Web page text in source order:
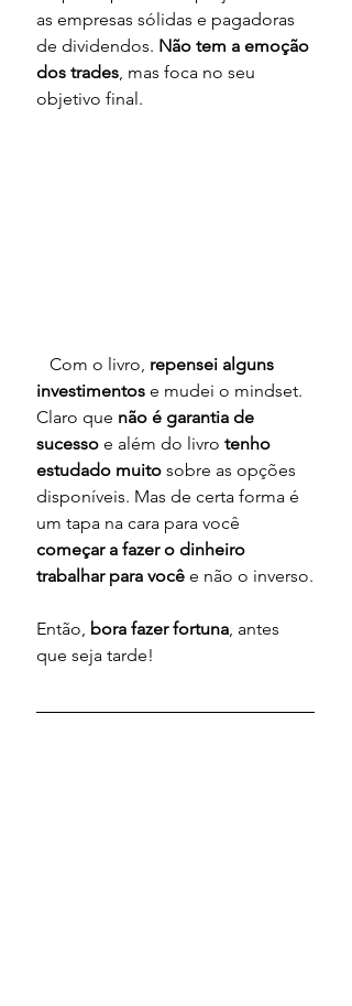
as empresas sólidas e pagadoras
de dividendos. Não tem a emoção
dos trades , mas foca no seu
objetivo final.
   Com o livro,
repensei alguns
investimentos e mudei o mindset.
Claro que não é garantia de
sucesso e além do livro tenho
estudado muito sobre as opções
disponíveis. Mas de certa forma é
um tapa na cara para você
começar a fazer o dinheiro
trabalhar para você e não o inverso.
Então, bora fazer fortuna, antes
que seja tarde!